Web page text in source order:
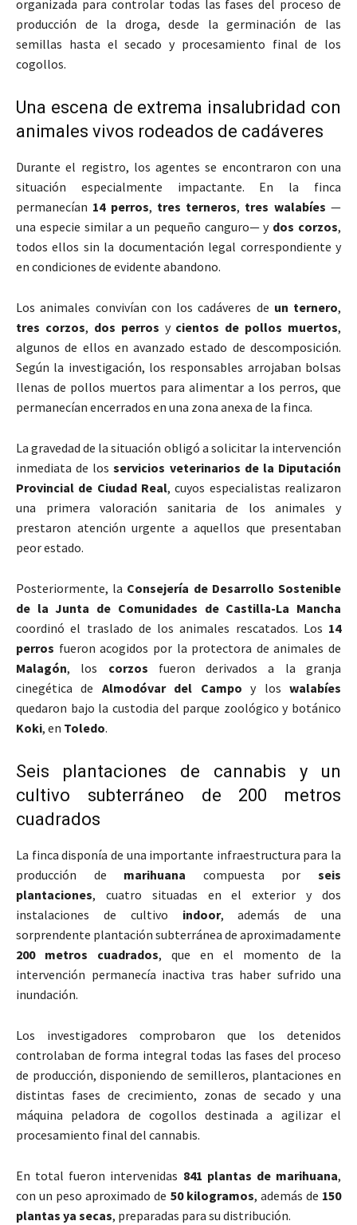
organizada para controlar todas las fases del proceso de
producción de la droga, desde la germinación de las
semillas hasta el secado y procesamiento final de los
cogollos.
Una escena de extrema insalubridad con
animales vivos rodeados de cadáveres
Durante el registro, los agentes se encontraron con una
situación especialmente impactante. En la finca
permanecían 14 perros, tres terneros, tres walabíes —
una especie similar a un pequeño canguro— y dos corzos,
todos ellos sin la documentación legal correspondiente y
en condiciones de evidente abandono.
Los animales convivían con los cadáveres de un ternero,
tres corzos, dos perros y cientos de pollos muertos,
algunos de ellos en avanzado estado de descomposición.
Según la investigación, los responsables arrojaban bolsas
llenas de pollos muertos para alimentar a los perros, que
permanecían encerrados en una zona anexa de la finca.
La gravedad de la situación obligó a solicitar la intervención
inmediata de losservicios veterinarios de la Diputación
Provincial de Ciudad Real, cuyos especialistas realizaron
una primera valoración sanitaria de los animales y
prestaron atención urgente a aquellos que presentaban
peor estado.
Posteriormente, la Consejería de Desarrollo Sostenible
de la Junta de Comunidades de Castilla-La Mancha
coordinó el traslado de los animales rescatados. Los 14
perros fueron acogidos por la protectora de animales de
Malagón, los corzos fueron derivados a la granja
cinegética de Almodóvar del Campo y loswalabíes
quedaron bajo la custodia del parque zoológico y botánico
Koki, en Toledo.
Seis plantaciones de cannabis y un
cultivo subterráneo de 200 metros
cuadrados
La finca disponía de una importante infraestructura para la
producción de marihuana compuesta porseis
plantaciones, cuatro situadas en el exterior y dos
instalaciones de cultivo indoor, además de una
sorprendente plantación subterránea de aproximadamente
200 metros cuadrados, que en el momento de la
intervención permanecía inactiva tras haber sufrido una
inundación.
Los investigadores comprobaron que los detenidos
controlaban de forma integral todas las fases del proceso
de producción, disponiendo de semilleros, plantaciones en
distintas fases de crecimiento, zonas de secado y una
máquina peladora de cogollos destinada a agilizar el
procesamiento final del cannabis.
En total fueron intervenidas 841 plantas de marihuana,
con un peso aproximado de 50 kilogramos, además de 150
plantas ya secas, preparadas para su distribución.